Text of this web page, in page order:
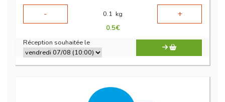
-
0.1 kg +
0.5€
Réception souhaitée le